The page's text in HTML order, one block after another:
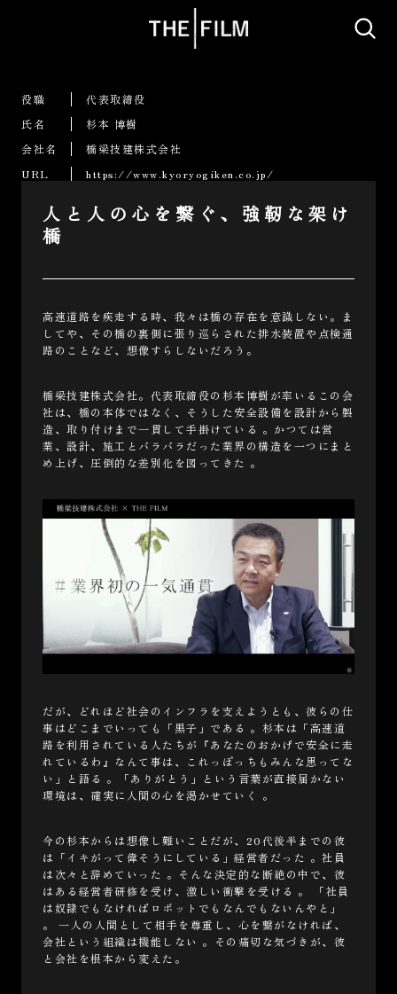
役職
代表取締役
氏名
杉本 博樹
会社名
橋梁技建株式会社
URL
https://www.kyoryogiken.co.jp/
人と人の心を繋ぐ、強靭な架け
橋
高速道路を疾走する時、我々は橋の存在を意識しない。ま
してや、その橋の裏側に張り巡らされた排水装置や点検通
路のことなど、想像すらしないだろう。
橋梁技建株式会社。代表取締役の杉本博樹が率いるこの会
社は、橋の本体ではなく、そうした安全設備を設計から製
造、取り付けまで一貫して手掛けている 。かつては営
業、設計、施工とバラバラだった業界の構造を一つにまと
め上げ、圧倒的な差別化を図ってきた 。
だが、どれほど社会のインフラを支えようとも、彼らの仕
事はどこまでいっても「黒子」である 。杉本は「高速道
路を利用されている人たちが『あなたのおかげで安全に走
れているわ』なんて事は、これっぽっちもみんな思ってな
い」と語る 。「ありがとう」という言葉が直接届かない
環境は、確実に人間の心を渇かせていく 。
今の杉本からは想像し難いことだが、20代後半までの彼
は「イキがって偉そうにしている」経営者だった 。社員
は次々と辞めていった 。そんな決定的な断絶の中で、彼
はある経営者研修を受け、激しい衝撃を受ける 。 「社員
は奴隷でもなければロボットでもなんでもないんやと」
。 一人の人間として相手を尊重し、心を繋がなければ、
会社という組織は機能しない 。その痛切な気づきが、彼
と会社を根本から変えた。